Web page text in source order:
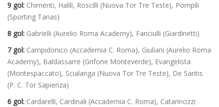
9 gol: Chimenti, Halili, Roscilli (Nuova Tor Tre Teste), Pompili
(Sporting Tanas)
8 gol: Gabrielli (Aurelio Roma Academy), Fanciulli (Giardinetti)
7 gol: Campidonico (Accademia C. Roma), Giuliani (Aurelio Roma
Academy), Baldassarre (Grifone Monteverde), Evangelista
(Montespaccato), Scialanga (Nuova Tor Tre Teste), De Santis
(P. C. Tor Sapienza)
6 gol: Cardarelli, Cardinali (Accademia C. Roma), Catarinozzi